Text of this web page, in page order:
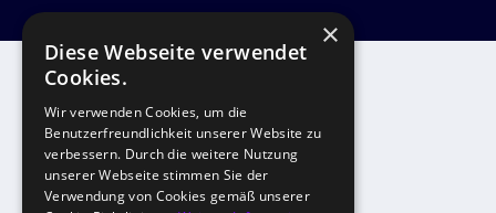
×
Diese Webseite verwendet
Cookies.
Wir verwenden Cookies, um die
Benutzerfreundlichkeit unserer Website zu
verbessern. Durch die weitere Nutzung
unserer Webseite stimmen Sie der
Verwendung von Cookies gemäß unserer